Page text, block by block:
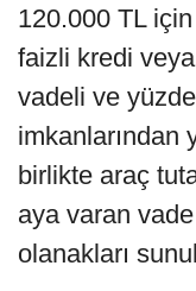
120.000 TL
faizli kredi
vadeli ve
imkanlarından
birlikte araç
aya varan
olanakları